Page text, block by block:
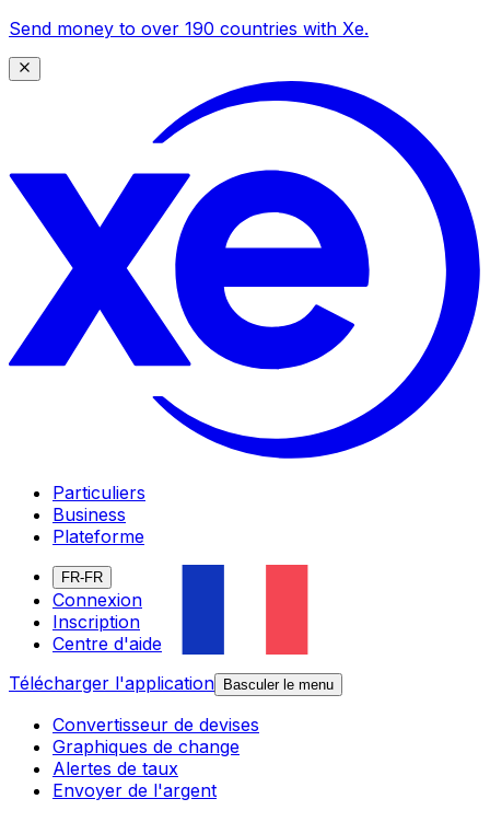
Send money to over 190 countries with Xe.
Particuliers
Business
Plateforme
FR-FR
Connexion
Inscription
Centre d'aide
Télécharger l'application
Basculer le menu
Convertisseur de devises
Graphiques de change
Alertes de taux
Envoyer de l'argent